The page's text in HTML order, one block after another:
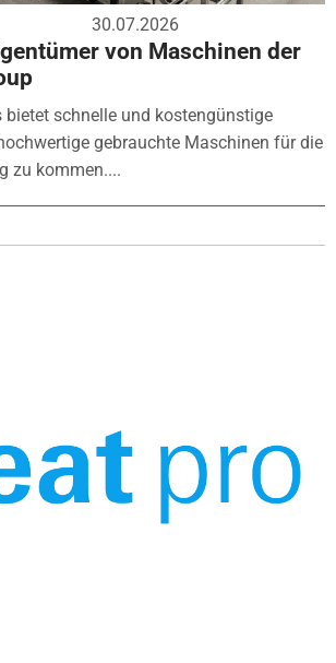
30.07.2026
von Maschinen der
bietet schnelle und kostengünstige
gebrauchte Maschinen für die
zu kommen....